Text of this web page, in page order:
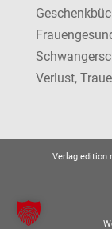
Verlust,
Verlag edition